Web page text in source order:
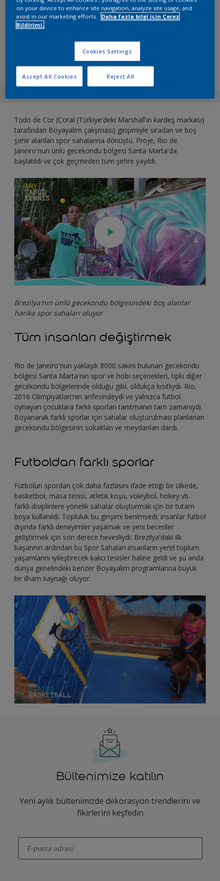
Brazil - Rio de Janeiro
Brezilya'nın gecekondu bölgesindeki alanlar spor
sahasına dönüştü
Tudo de Cor (Coral (Türkiye'deki Marshall'ın kardeş markası)
tarafından Boyayalım çalışması) girişimiyle sıradan ve boş
şehir alanları spor sahalarına dönüştü. Proje, Rio de
Janeiro'nun ünlü gecekondu bölgesi Santa Marta'da
başlatıldı ve çok geçmeden tüm şehre yayıldı.
Brezilya'nın ünlü gecekondu bölgesindeki boş alanlar
harika spor sahaları oluyor
Tüm insanları değiştirmek
Rio de Janeiro'nun yaklaşık 8000 sakini bulunan gecekondu
bölgesi Santa Marta'nın spor ve hobi seçenekleri, tıpkı diğer
gecekondu bölgelerinde olduğu gibi, oldukça kısıtlıydı. Rio,
2016 Olimpiyatları'nın arifesindeydi ve yalnızca futbol
oynayan çocuklara farklı sporları tanıtmanın tam zamanıydı.
Boyanarak farklı sporlar için sahalar oluşturulması planlanan
gecekondu bölgesinin sokakları ve meydanları dardı.
Futboldan farklı sporlar
Futbolun spordan çok daha fazlasını ifade ettiği bir ülkede,
basketbol, masa tenisi, atletik koşu, voleybol, hokey vb.
farklı disiplinlere yönelik sahalar oluşturmak için bir tutam
boya kullanıldı. Topluluk bu girişimi benimsedi; insanlar futbol
dışında farklı deneyimler yaşamak ve yeni beceriler
geliştirmek için son derece hevesliydi. Brezilya'daki ilk
başarının ardından bu Spor Sahaları insanların yerel toplum
yaşamlarını iyileştirecek kalıcı tesisler haline geldi ve şu anda
dünya genelindeki benzer Boyayalım programlarına büyük
bir ilham kaynağı oluyor.
Bültenimize katılın
Yeni aylık bültenimizde dekorasyon trendlerini ve
fikirlerini keşfedin
on your device to enhance site navigation, analyze site usage, and
assist in our marketing efforts.
Daha fazla bilgi için Çerez
Bildirimi.
Cookies Settings
Reject All
Accept All Cookies